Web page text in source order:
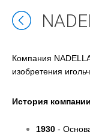
Компания
изобретения
История
1930 -